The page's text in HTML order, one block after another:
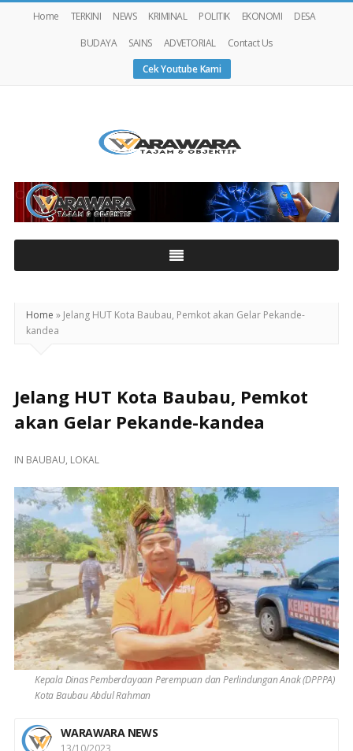
Home TERKINI NEWS KRIMINAL POLITIK EKONOMI
DESA
BUDAYA
SAINS ADVETORIAL
Contact Us
Cek Youtube Kami
Home » Jelang HUT Kota Baubau, Pemkot akan Gelar Pekande-
kandea
Jelang HUT Kota Baubau, Pemkot
akan Gelar Pekande-kandea
IN BAUBAU, LOKAL
Kepala Dinas Pemberdayaan Perempuan dan Perlindungan Anak (DPPPA)
Kota Baubau Abdul Rahman
WARAWARA NEWS
13/10/2023